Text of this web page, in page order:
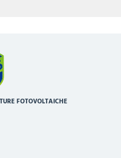
FOTOVOLTAICHE